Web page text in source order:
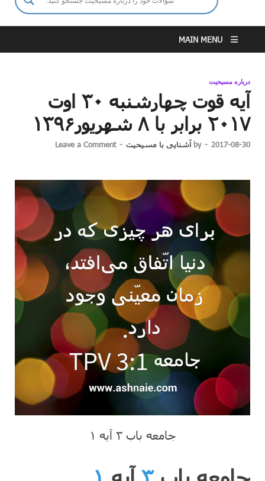
MAIN MENU
درباره مسیحیت
آیه قوت چهارشنبه ۳۰ اوت
۲۰۱۷ برابر با ۸ شهریور۱۳۹۶
2017-08-30
-
by آشنایی با مسیحیت -
Leave a Comment
جامعه باب ۳ آیه ۱